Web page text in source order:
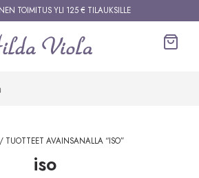
TOIMITUS YLI 125 € TILAUKSILLE
/ TUOTTEET AVAINSANALLA “ISO”
iso